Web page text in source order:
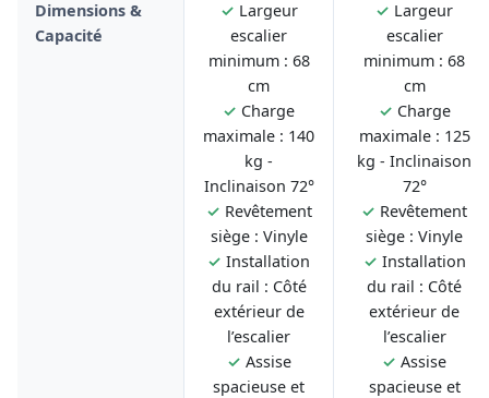
Dimensions &
Capacité
✓ Largeur
escalier
minimum : 68
cm
✓ Charge
maximale : 140
kg -
Inclinaison 72°
✓ Revêtement
siège : Vinyle
✓ Installation
du rail : Côté
extérieur de
l’escalier
✓ Assise
spacieuse et
✓ Largeur
escalier
minimum : 68
cm
✓ Charge
maximale : 125
kg - Inclinaison
72°
✓ Revêtement
siège : Vinyle
✓ Installation
du rail : Côté
extérieur de
l’escalier
✓ Assise
spacieuse et